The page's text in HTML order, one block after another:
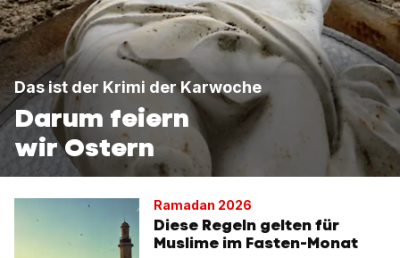
Das ist der Krimi der Karwoche
Darum feiern
wir Ostern
Ramadan 2026
Diese Regeln gelten für
Muslime im Fasten-Monat